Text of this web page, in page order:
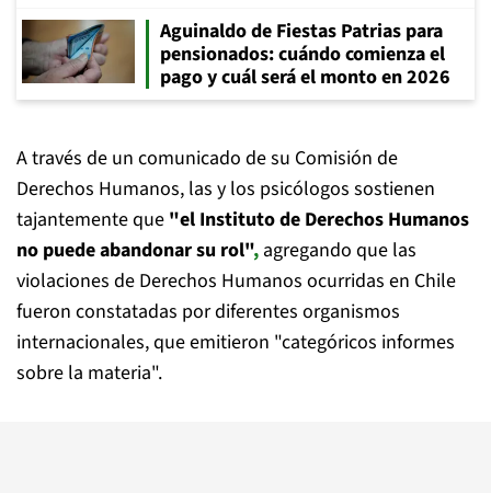
Aguinaldo de Fiestas Patrias para
pensionados: cuándo comienza el
pago y cuál será el monto en 2026
A través de un comunicado de su Comisión de
Derechos Humanos, las y los psicólogos sostienen
tajantemente que "el Instituto de Derechos Humanos
no puede abandonar su rol", agregando que las
violaciones de Derechos Humanos ocurridas en Chile
fueron constatadas por diferentes organismos
internacionales, que emitieron "categóricos informes
sobre la materia".